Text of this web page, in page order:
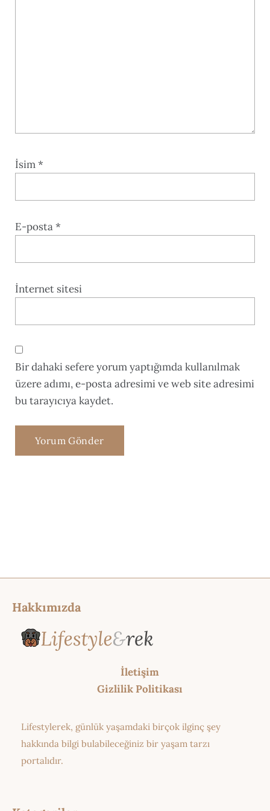
İsim*
E-posta*
İnternet sitesi
Bir dahaki sefere yorum yaptığımda kullanılmak
üzere adımı, e-posta adresimi ve web site adresimi
bu tarayıcıya kaydet.
Hakkımızda
İletişim
Gizlilik Politikası
Lifestylerek, günlük yaşamdaki birçok ilginç şey
hakkında bilgi bulabileceğiniz bir yaşam tarzı
portalıdır.